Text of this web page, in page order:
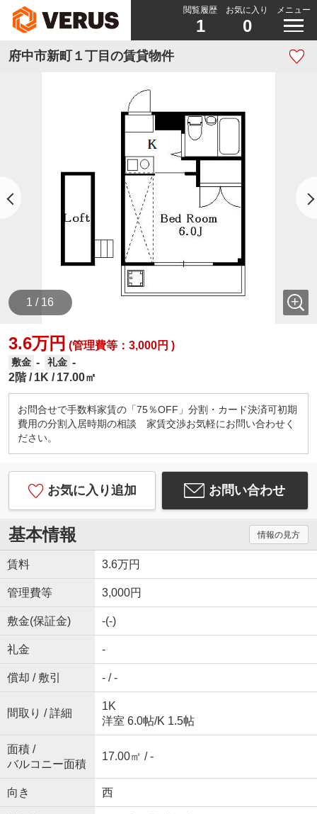
閲覧履歴
1
お気に入り
0
メニュー
府中市新町１丁目の賃貸物件
1 / 16
3.6万円 (管理費等：3,000円 )
敷金 - 礼金 -
2階
1K 17.00㎡
お問合せで手数料家賃の「75％OFF」分割・カード決済可初期
費用の分割入居時期の相談 家賃交渉お気軽にお問い合わせく
ださい。
お気に入り追加 お問い合わせ
基本情報 情報の見方
賃料 3.6万円
管理費等 3,000円
敷金(保証金) -(-)
礼金 -
償却 / 敷引 - / -
間取り / 詳細
1K
洋室 6.0帖/K 1.5帖
面積 /
バルコニー面積
17.00㎡ / -
向き 西